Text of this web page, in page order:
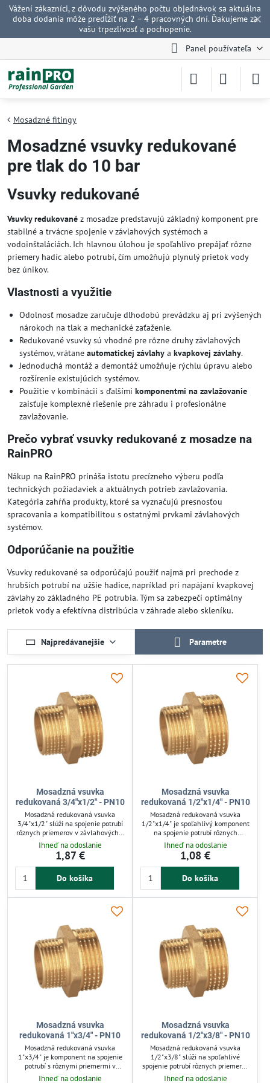
✕
Vážení zákazníci, z dôvodu zvýšeného počtu objednávok sa aktuálna
doba dodania môže predĺžiť na 2 – 4 pracovných dní. Ďakujeme za
vašu trpezlivosť a pochopenie.
Panel používateľa
Mosadzné fitingy
Mosadzné vsuvky redukované
pre tlak do 10 bar
Vsuvky redukované
Vsuvky redukované z mosadze predstavujú základný komponent pre
stabilné a trvácne spojenie v závlahových systémoch a
vodoinštaláciách. Ich hlavnou úlohou je spoľahlivo prepájať rôzne
priemery hadíc alebo potrubí, čím umožňujú plynulý prietok vody
bez únikov.
Vlastnosti a využitie
Odolnosť mosadze zaručuje dlhodobú prevádzku aj pri zvýšených
nárokoch na tlak a mechanické zaťaženie.
Redukované vsuvky sú vhodné pre rôzne druhy závlahových
systémov, vrátane automatickej závlahy a kvapkovej závlahy.
Jednoduchá montáž a demontáž umožňuje rýchlu úpravu alebo
rozšírenie existujúcich systémov.
Použitie v kombinácii s ďalšími komponentmi na zavlažovanie
zaisťuje komplexné riešenie pre záhradu i profesionálne
zavlažovanie.
Prečo vybrať vsuvky redukované z mosadze na
RainPRO
Nákup na RainPRO prináša istotu precízneho výberu podľa
technických požiadaviek a aktuálnych potrieb zavlažovania.
Kategória zahŕňa produkty, ktoré sa vyznačujú presnosťou
spracovania a kompatibilitou s ostatnými prvkami závlahových
systémov.
Odporúčanie na použitie
Vsuvky redukované sa odporúčajú použiť najmä pri prechode z
hrubších potrubí na užšie hadice, napríklad pri napájaní kvapkovej
závlahy zo základného PE potrubia. Tým sa zabezpečí optimálny
prietok vody a efektívna distribúcia v záhrade alebo skleníku.
Najpredávanejšie Parametre
Mosadzná vsuvka
redukovaná 3/4"x1/2" - PN10
Mosadzná redukovaná vsuvka
3/4"x1/2" slúži na spojenie potrubí
rôznych priemerov v závlahových a
vodoinštalačných systémoch.
Vyznačuje sa vysokou mechanickou
pevnosťou a odolnosťou voči korózii.
Vhodná pre studenú i teplú vodu,
plyn či oleje. Zabezpečuje tesné a
montážou.
Ihneď na odoslanie
1,87 €
Do košíka
Mosadzná vsuvka
redukovaná 1/2"x1/4" - PN10
Mosadzná redukovaná vsuvka
1/2"x1/4" je spoľahlivý komponent
na spojenie potrubí rôznych
priemerov v závlahových
systémoch a inštaláciách.
Vyznačuje sa vysokou mechanickou
pevnosťou a odolnosťou proti
korózii. Vhodná pre vodu, vzduch,
tesné spoje zabezpečujú dlhodobú
Ihneď na odoslanie
1,08 €
Do košíka
Mosadzná vsuvka
redukovaná 1"x3/4" - PN10
Mosadzná redukovaná vsuvka
1"x3/4" je komponent na spojenie
potrubí s rôznymi priemermi v
závlahových a iných inštalačných
Ihneď na odoslanie
Mosadzná vsuvka
redukovaná 1/2"x3/8" - PN10
Mosadzná redukovaná vsuvka
1/2"x3/8" slúži na spoľahlivé
spojenie potrubí rôznych priemerov
v závlahových systémoch a
Ihneď na odoslanie